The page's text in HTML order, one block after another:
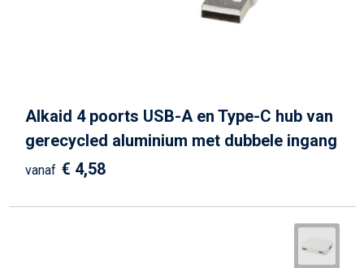
Alkaid 4 poorts USB-A en Type-C hub van
gerecycled aluminium met dubbele ingang
vanaf € 4,58